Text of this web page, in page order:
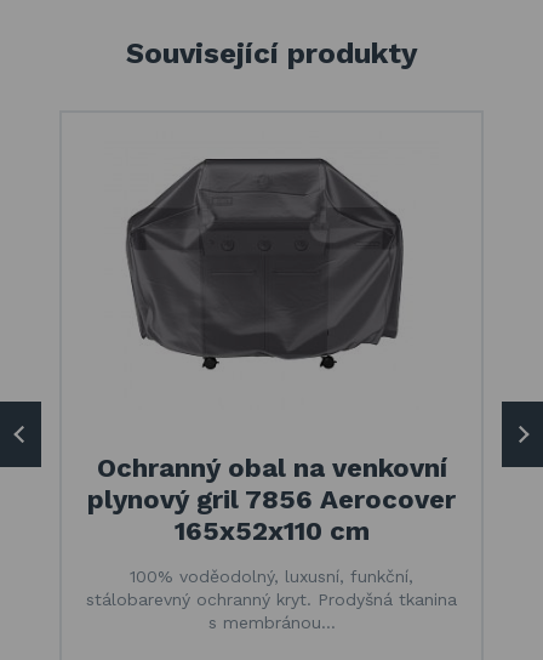
Související produkty
Ochranný obal na venkovní
plynový gril 7856 Aerocover
165x52x110 cm
100% voděodolný, luxusní, funkční,
stálobarevný ochranný kryt. Prodyšná tkanina
s membránou…